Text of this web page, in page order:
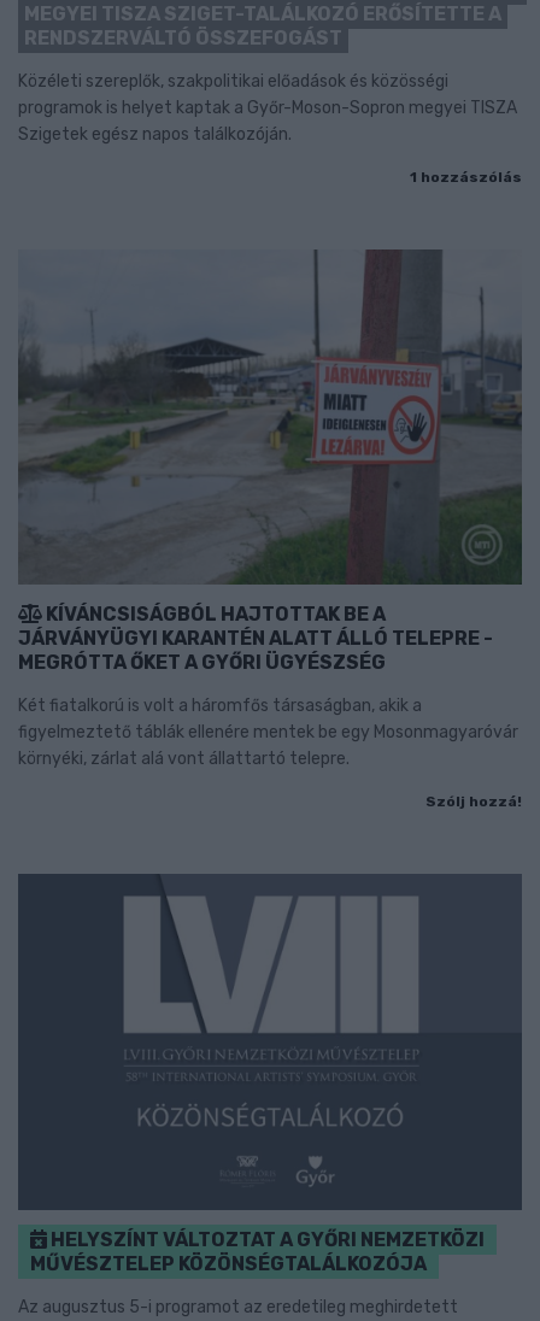
MEGYEI TISZA SZIGET-TALÁLKOZÓ ERŐSÍTETTE A
RENDSZERVÁLTÓ ÖSSZEFOGÁST
Közéleti szereplők, szakpolitikai előadások és közösségi
programok is helyet kaptak a Győr-Moson-Sopron megyei TISZA
Szigetek egész napos találkozóján.
1 hozzászólás
KÍVÁNCSISÁGBÓL HAJTOTTAK BE A
JÁRVÁNYÜGYI KARANTÉN ALATT ÁLLÓ TELEPRE -
MEGRÓTTA ŐKET A GYŐRI ÜGYÉSZSÉG
Két fiatalkorú is volt a háromfős társaságban, akik a
figyelmeztető táblák ellenére mentek be egy Mosonmagyaróvár
környéki, zárlat alá vont állattartó telepre.
Szólj hozzá!
HELYSZÍNT VÁLTOZTAT A GYŐRI NEMZETKÖZI
MŰVÉSZTELEP KÖZÖNSÉGTALÁLKOZÓJA
Az augusztus 5-i programot az eredetileg meghirdetett